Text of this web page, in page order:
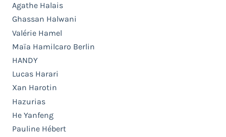
Agathe Halais
Ghassan Halwani
Valérie Hamel
Maïa Hamilcaro Berlin
HANDY
Lucas Harari
Xan Harotin
Hazurias
He Yanfeng
Pauline Hébert